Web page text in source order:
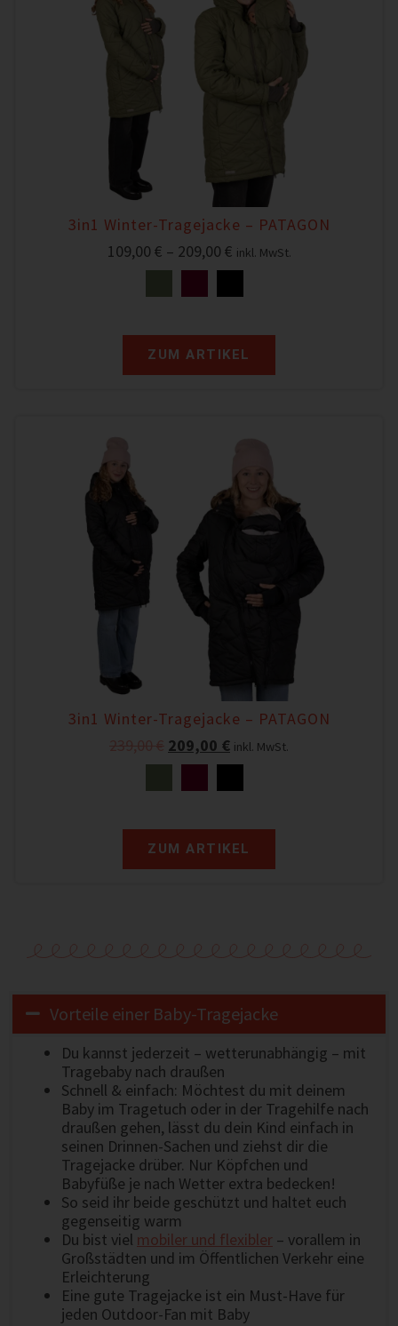
3in1 Winter-Tragejacke – PATAGON
109,00 € – 209,00 € inkl. MwSt.
ZUM ARTIKEL
3in1 Winter-Tragejacke – PATAGON
209,00 € inkl. MwSt.
ZUM ARTIKEL
Vorteile einer Baby-Tragejacke
Du kannst jederzeit – wetterunabhängig – mit
Tragebaby nach draußen
Schnell & einfach: Möchtest du mit deinem
Baby im Tragetuch oder in der Tragehilfe nach
draußen gehen, lässt du dein Kind einfach in
seinen Drinnen-Sachen und ziehst dir die
Tragejacke drüber. Nur Köpfchen und
Babyfüße je nach Wetter extra bedecken!
So seid ihr beide geschützt und haltet euch
gegenseitig warm
Du bist viel mobiler und flexibler – vorallem in
Großstädten und im Öffentlichen Verkehr eine
Erleichterung
Eine gute Tragejacke ist ein Must-Have für
jeden Outdoor-Fan mit Baby